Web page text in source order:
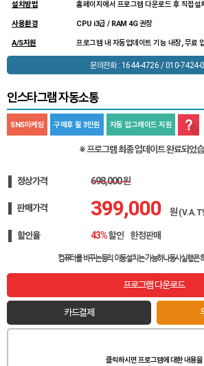
설치방법 홈페이지에서 프로그램 다운로드 후 직접설
사용환경 CPU i3급 / RAM 4G 권장
A/S지원 프로그램 내 자동업데이트 기능 내장, 무료
문의전화 : 1644-4726 / 010-7424-
인스타그램 자동소통
SNS마케팅 구매후 월 3만원 자동 업그레이드 지원
※ 프로그램 최종 업데이트 완료되었
정상가격 698,000 원
판매가격 399,000 원 (V.A.T
할인율 43%할인 한정판매
컴퓨터를 바꾸는등의 이동설치는 가능하나동시실행은
프로그램 다운로드
카드결제
클릭하시면 프로그램에 대한 내용을